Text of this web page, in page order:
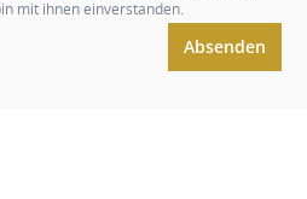
mit ihnen einverstanden.
Absenden